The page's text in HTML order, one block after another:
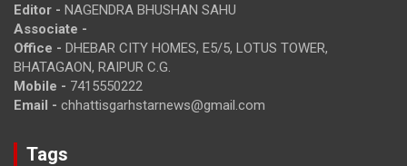
Editor - NAGENDRA BHUSHAN SAHU
Associate -
Office - DHEBAR CITY HOMES, E5/5, LOTUS TOWER,
BHATAGAON, RAIPUR C.G.
Mobile - 7415550222
Email - chhattisgarhstarnews@gmail.com
Tags